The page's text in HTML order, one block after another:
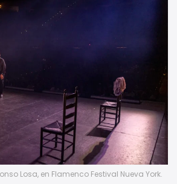
Losa, en Flamenco Festival Nueva York.